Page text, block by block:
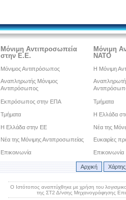
Μόνιμη Αντιπροσωπεία
στην Ε.Ε.
Μόνιμος Αντιπρόσωπος
Αναπληρωτής Μόνιμος
Αντιπρόσωπος
Εκπρόσωπος στην ΕΠΑ
Τμήματα
Η Ελλάδα στην ΕΕ
Νέα της Μόνιμης Αντιπροσωπείας
Επικοινωνία
Μόνιμη
ΝΑΤΟ
Η Μόνιμη
Τμήματα
Η Ελλάδα
Νέα της
Ευκαιρίες
Επικοινωνία
Αρχική
Ο Ιστότοπος αναπτύχθηκε με χρήση του
της ΣΤ2 Δ/νσης Μηχανογράφησης